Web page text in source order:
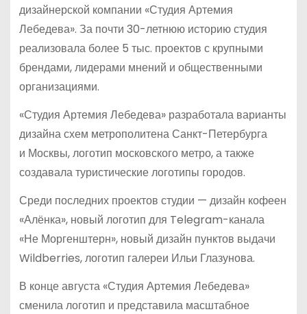
дизайнерской компании «Студия Артемия
Лебедева». За почти 30-летнюю историю студия
реализовала более 5 тыс. проектов с крупными
брендами, лидерами мнений и общественными
организациями.
«Студия Артемия Лебедева» разработала варианты
дизайна схем метрополитена Санкт-Петербурга
и Москвы, логотип московского метро, а также
создавала туристические логотипы городов.
Среди последних проектов студии — дизайн кофеен
«Алёнка», новый логотип для Telegram-канала
«Не Моргенштерн», новый дизайн пунктов выдачи
Wildberries, логотип галереи Ильи Глазунова.
В конце августа «Студия Артемия Лебедева»
сменила логотип и представила масштабное